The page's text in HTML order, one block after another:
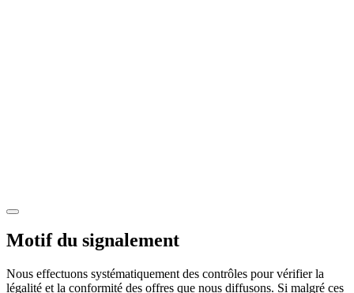
Motif du signalement
Nous effectuons systématiquement des contrôles pour vérifier la
légalité et la conformité des offres que nous diffusons. Si malgré ces